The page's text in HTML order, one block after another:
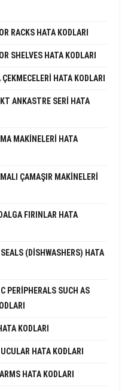
RACKS HATA KODLARI
SHELVES HATA KODLARI
HATA KODLARI
ANKASTRE SERI HATA
MAKINELERI HATA
ÇAMAŞIR MAKINELERI
FIRINLAR HATA
(DISHWASHERS) HATA
PERIPHERALS SUCH AS
KODLARI
HATA KODLARI
HATA KODLARI